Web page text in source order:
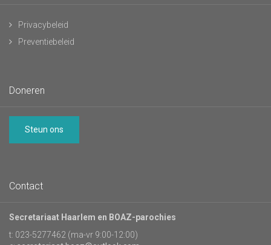
Privacybeleid
Preventiebeleid
Doneren
Steun ons
Contact
Secretariaat Haarlem en BOAZ-parochies
t: 023-5277462 (ma-vr 9:00-12:00)